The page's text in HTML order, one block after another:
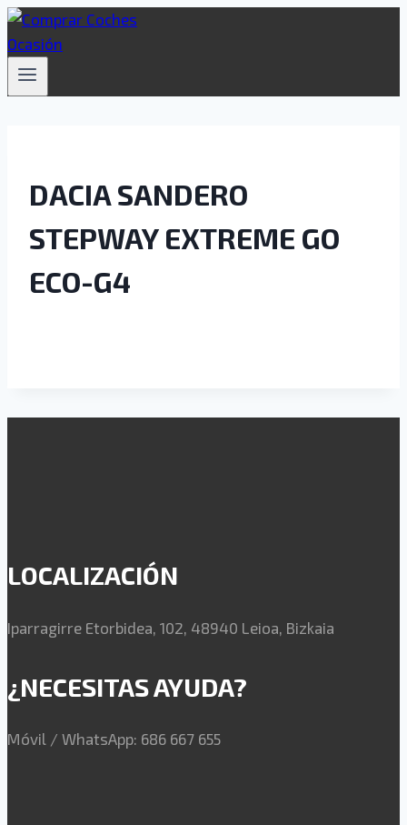
Saltar
al
contenido
DACIA SANDERO
STEPWAY EXTREME GO
ECO-G4
LOCALIZACIÓN
Iparragirre Etorbidea, 102, 48940 Leioa, Bizkaia
¿NECESITAS AYUDA?
Móvil / WhatsApp: 686 667 655